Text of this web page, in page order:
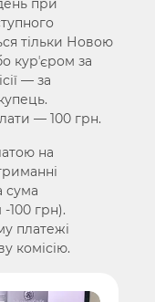
при
тільки Новою
курʼєром за
— за
— 100 грн.
на
сума
100 грн).
платежі
комісію.